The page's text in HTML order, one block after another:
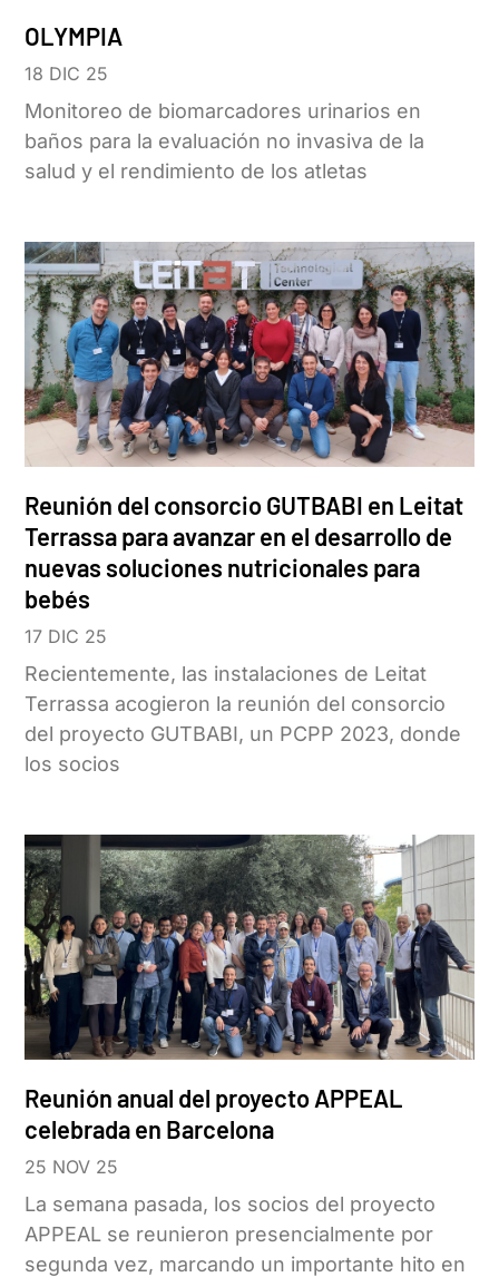
OLYMPIA
18 DIC 25
Monitoreo de biomarcadores urinarios en
baños para la evaluación no invasiva de la
salud y el rendimiento de los atletas
Reunión del consorcio GUTBABI en Leitat
Terrassa para avanzar en el desarrollo de
nuevas soluciones nutricionales para
bebés
17 DIC 25
Recientemente, las instalaciones de Leitat
Terrassa acogieron la reunión del consorcio
del proyecto GUTBABI, un PCPP 2023, donde
los socios
Reunión anual del proyecto APPEAL
celebrada en Barcelona
25 NOV 25
La semana pasada, los socios del proyecto
APPEAL se reunieron presencialmente por
segunda vez, marcando un importante hito en